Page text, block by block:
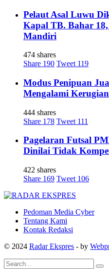
Pelaut Asal Luwu
Kapal TB. Bahar
Mandiri
474 shares
Share 190 Tweet 119
Modus Penipuan
Mengalami
444 shares
Share 178 Tweet 111
Pagelaran Futsal
Dinilai Tidak
422 shares
Share 169 Tweet 106
Pedoman Media Cyber
Tentang Kami
Kontak Redaksi
© 2024 Radar Ekspres - by